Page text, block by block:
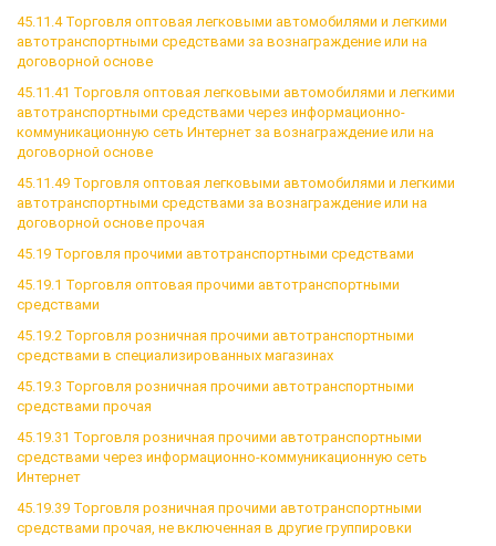
45.11.4 Торговля оптовая легковыми автомобилями и легкими
автотранспортными средствами за вознаграждение или на
договорной основе
45.11.41 Торговля оптовая легковыми автомобилями и легкими
автотранспортными средствами через информационно-
коммуникационную сеть Интернет за вознаграждение или на
договорной основе
45.11.49 Торговля оптовая легковыми автомобилями и легкими
автотранспортными средствами за вознаграждение или на
договорной основе прочая
45.19 Торговля прочими автотранспортными средствами
45.19.1 Торговля оптовая прочими автотранспортными
средствами
45.19.2 Торговля розничная прочими автотранспортными
средствами в специализированных магазинах
45.19.3 Торговля розничная прочими автотранспортными
средствами прочая
45.19.31 Торговля розничная прочими автотранспортными
средствами через информационно-коммуникационную сеть
Интернет
45.19.39 Торговля розничная прочими автотранспортными
средствами прочая, не включенная в другие группировки